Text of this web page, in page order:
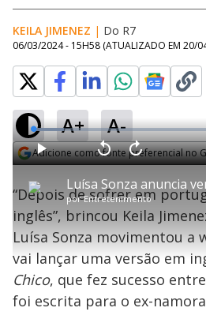
KEILA JIMENEZ | Do R7
06/03/2024 - 15H58 (ATUALIZADO EM 20/
A+ A-
Adicione como fonte preferencial no
P
l
a
porEntretenimento
P V
l
t
a
r
0
e
g
n
d
s
A
n
a
1
s
e
u
n
o
s
L
o
a
d
e
2
.
5
1
“Depois de sofrer em
inglês”, brincou Keila
Luísa Sonza movimentou a
vai lançar uma versão em
Chico, que fez sucesso
foi escrita para o ex-